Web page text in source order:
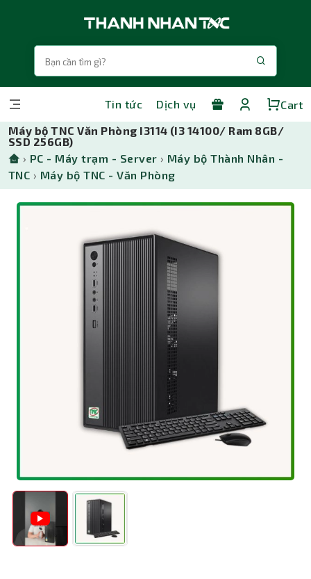
Tin tức Dịch vụ
Cart
Máy bộ TNC Văn Phòng I3114 (I3 14100/ Ram 8GB/
SSD 256GB)
› PC - Máy trạm - Server › Máy bộ Thành Nhân -
TNC › Máy bộ TNC - Văn Phòng